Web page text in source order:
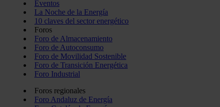
Eventos
La Noche de la Energía
10 claves del sector energético
Foros
Foro de Almacenamiento
Foro de Autoconsumo
Foro de Movilidad Sostenible
Foro de Transición Energética
Foro Industrial
Foros regionales
Foro Andaluz de Energía